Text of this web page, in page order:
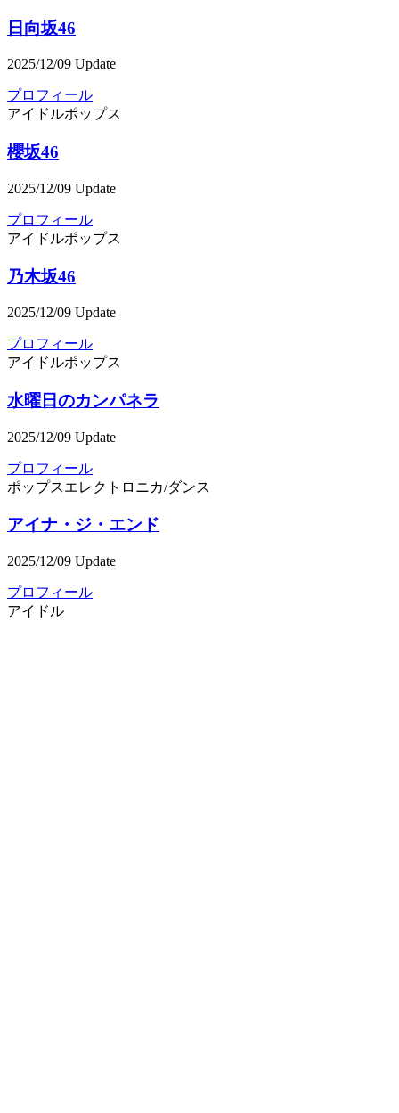
日向坂46
2025/12/09 Update
プロフィール
アイドルポップス
櫻坂46
2025/12/09 Update
プロフィール
アイドルポップス
乃木坂46
2025/12/09 Update
プロフィール
アイドルポップス
水曜日のカンパネラ
2025/12/09 Update
プロフィール
ポップスエレクトロニカ/ダンス
アイナ・ジ・エンド
2025/12/09 Update
プロフィール
アイドル